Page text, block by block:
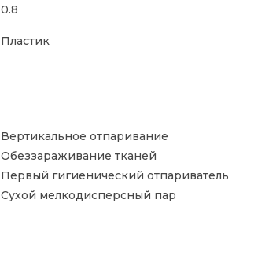
0.8
Пластик
Вертикальное отпаривание
Обеззараживание тканей
Первый гигиенический отпариватель
Сухой мелкодисперсный пар